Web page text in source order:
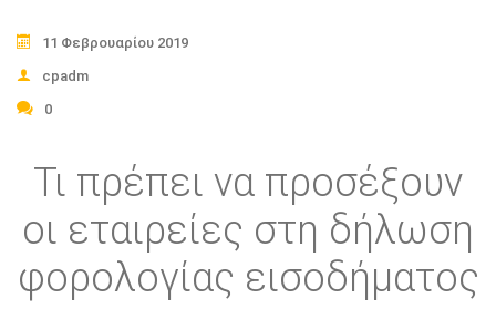
11 Φεβρουαρίου 2019
cpadm
0
Τι πρέπει να προσέξουν
οι εταιρείες στη δήλωση
φορολογίας εισοδήματος